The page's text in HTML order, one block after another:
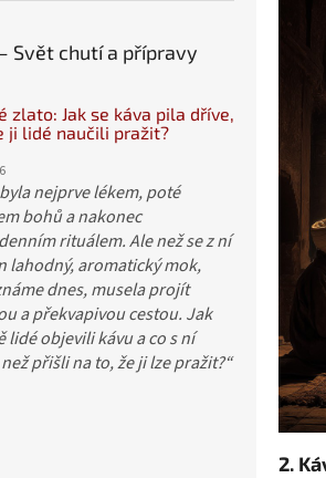
Svět chutí a přípravy
zlato: Jak se káva pila dříve,
ji lidé naučili pražit?
nejprve lékem, poté
bohů a nakonec
rituálem. Ale než se z ní
lahodný, aromatický mok,
dnes, musela projít
a překvapivou cestou. Jak
lidé objevili kávu a co s ní
přišli na to, že ji lze pražit?“
2.